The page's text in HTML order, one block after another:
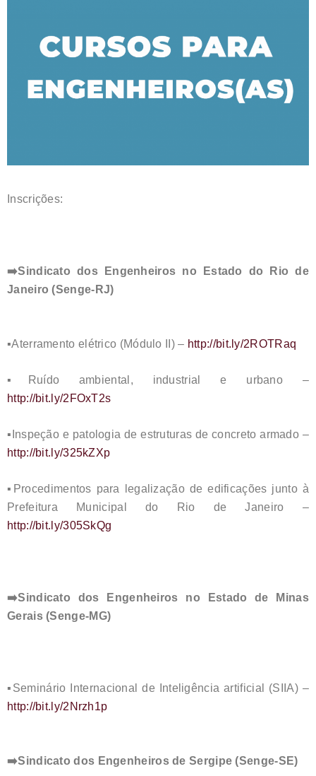
Inscrições:
➡️Sindicato dos Engenheiros no Estado do Rio de
Janeiro (Senge-RJ)
▪️Aterramento elétrico (Módulo II) – http://bit.ly/2ROTRaq
▪️
Ruído ambiental, industrial e urbano –
http://bit.ly/2FOxT2s
▪️ Inspeção e patologia de estruturas de concreto armado –
http://bit.ly/325kZXp
▪️ Procedimentos para legalização de edificações junto à
Prefeitura Municipal do Rio de Janeiro –
http://bit.ly/305SkQg
➡️Sindicato dos Engenheiros no Estado de Minas
Gerais (Senge-MG)
▪️ Seminário Internacional de Inteligência artificial (SIIA) –
http://bit.ly/2Nrzh1p
➡️Sindicato dos Engenheiros de Sergipe (Senge-SE)